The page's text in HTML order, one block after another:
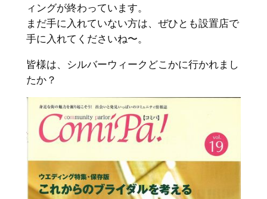
ィングが終わっています。
まだ手に入れていない方は、ぜひとも設置店で
手に入れてくださいね〜。
皆様は、シルバーウィークどこかに行かれまし
たか？